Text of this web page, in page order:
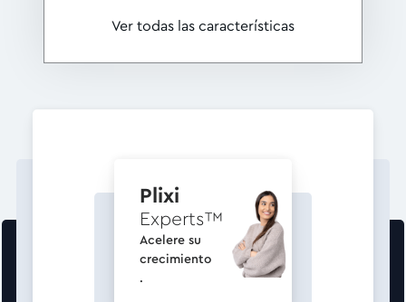
Ver todas las características
Plixi
Experts™
Acelere su
crecimiento
.